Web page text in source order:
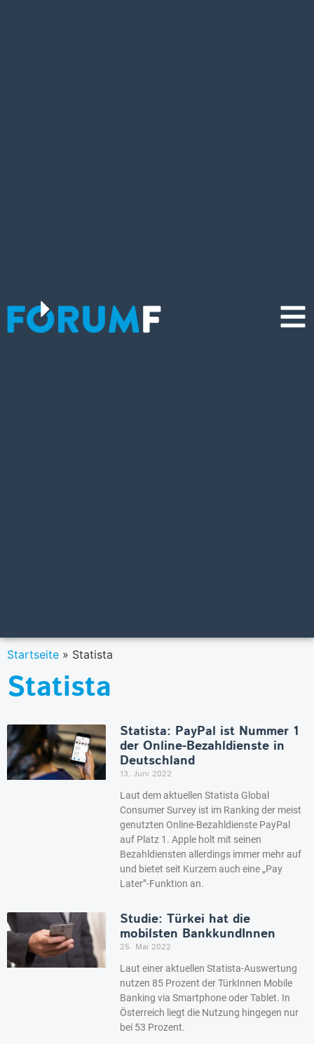
Startseite » Statista
Statista
Statista: PayPal ist Nummer 1
der Online-Bezahldienste in
Deutschland
13. Juni 2022
Laut dem aktuellen Statista Global
Consumer Survey ist im Ranking der meist
genutzten Online-Bezahldienste PayPal
auf Platz 1. Apple holt mit seinen
Bezahldiensten allerdings immer mehr auf
und bietet seit Kurzem auch eine „Pay
Later”-Funktion an.
Studie: Türkei hat die
mobilsten BankkundInnen
25. Mai 2022
Laut einer aktuellen Statista-Auswertung
nutzen 85 Prozent der TürkInnen Mobile
Banking via Smartphone oder Tablet. In
Österreich liegt die Nutzung hingegen nur
bei 53 Prozent.